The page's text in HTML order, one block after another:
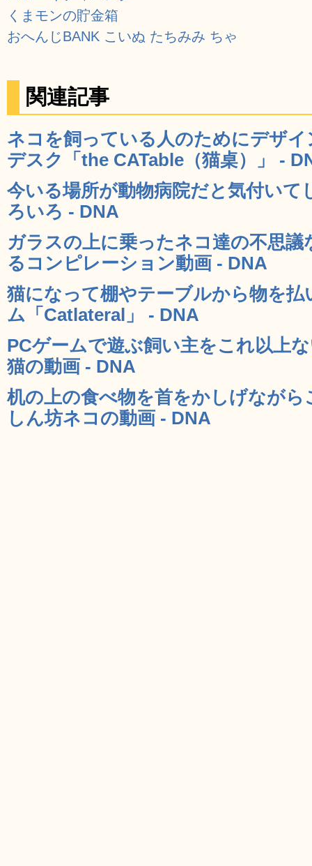
くまモンの貯金箱
おへんじBANK こいぬ たちみみ ちゃ
関連記事
ネコを飼っている人のためにデザ
デスク「the CATable（猫桌）」 -
今いる場所が動物病院だと気付いて
ろいろ - DNA
ガラスの上に乗ったネコ達の不思
るコンピレーション動画 - DNA
猫になって棚やテーブルから物を払
ム「Catlateral」 - DNA
PCゲームで遊ぶ飼い主をこれ以上
猫の動画 - DNA
机の上の食べ物を首をかしげなが
しん坊ネコの動画 - DNA